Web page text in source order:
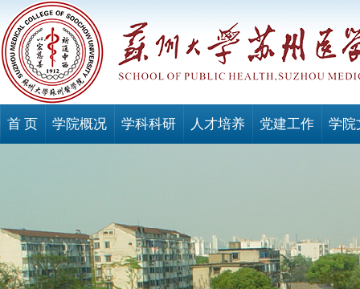
首 页 学院概况 学科科研 人才培养 党建工作 学院